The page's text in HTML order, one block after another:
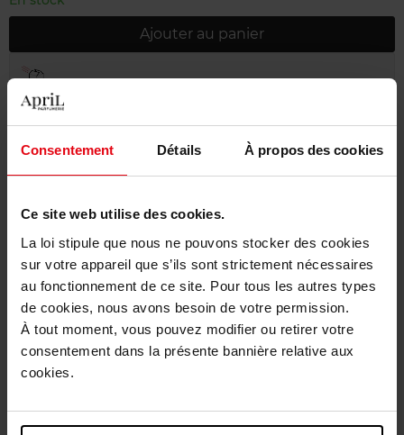
Consentement Détails À propos des cookies
Ce site web utilise des cookies.
La loi stipule que nous ne pouvons stocker des cookies
sur votre appareil que s’ils sont strictement nécessaires
au fonctionnement de ce site. Pour tous les autres types
de cookies, nous avons besoin de votre permission.
À tout moment, vous pouvez modifier ou retirer votre
consentement dans la présente bannière relative aux
cookies.
Ajouter au panier
Emballage cadeau offert
Description
Conseil d'utilisation
Caractéristiques